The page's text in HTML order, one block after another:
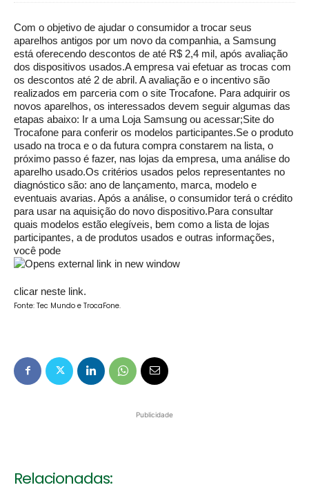
Amazônia
Com o objetivo de ajudar o consumidor a trocar seus
aparelhos antigos por um novo da companhia, a Samsung
está oferecendo descontos de até R$ 2,4 mil, após avaliação
dos dispositivos usados.A empresa vai efetuar as trocas com
os descontos até 2 de abril. A avaliação e o incentivo são
realizados em parceria com o site Trocafone. Para adquirir os
novos aparelhos, os interessados devem seguir algumas das
etapas abaixo: Ir a uma Loja Samsung ou acessar;Site do
Trocafone para conferir os modelos participantes.Se o produto
usado na troca e o da futura compra constarem na lista, o
próximo passo é fazer, nas lojas da empresa, uma análise do
aparelho usado.Os critérios usados pelos representantes no
diagnóstico são: ano de lançamento, marca, modelo e
eventuais avarias. Após a análise, o consumidor terá o crédito
para usar na aquisição do novo dispositivo.Para consultar
quais modelos estão elegíveis, bem como a lista de lojas
participantes, a de produtos usados e outras informações,
você pode
clicar neste link.
Fonte: Tec Mundo e TrocaFone.
Publicidade
Relacionadas: